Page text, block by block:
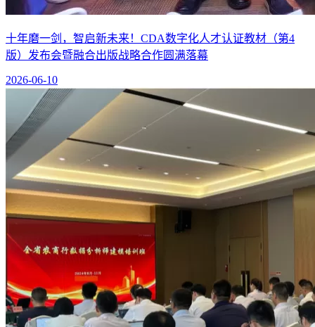
十年磨一剑，智启新未来！CDA数字化人才认证教材（第4
版）发布会暨融合出版战略合作圆满落幕
2026-06-10